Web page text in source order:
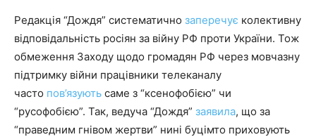
Редакція “Дождя” систематично заперечує колективну
відповідальність росіян за війну РФ проти України. Тож
обмеження Заходу щодо громадян РФ через мовчазну
підтримку війни працівники телеканалу
часто пов’язують саме з “ксенофобією” чи
“русофобією”. Так, ведуча “Дождя” заявила, що за
“праведним гнівом жертви” нині буцімто приховують